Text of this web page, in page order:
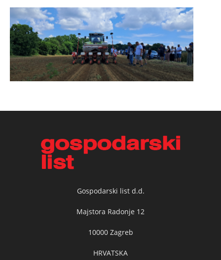
Gospodarski list d.d.
Majstora Radonje 12
10000 Zagreb
HRVATSKA